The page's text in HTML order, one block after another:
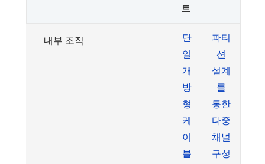
트
내부 조직
단
일
개
방
형
케
이
블
파티
션
설계
를
통한
다중
채널
구성